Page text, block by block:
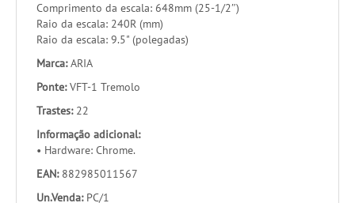
Comprimento da escala: 648mm (25-1/2″)
Raio da escala: 240R (mm)
Raio da escala: 9.5" (polegadas)
Marca:ARIA
Ponte:VFT-1 Tremolo
Trastes: 22
Informação adicional:
• Hardware: Chrome.
EAN: 882985011567
Un.Venda: PC/1